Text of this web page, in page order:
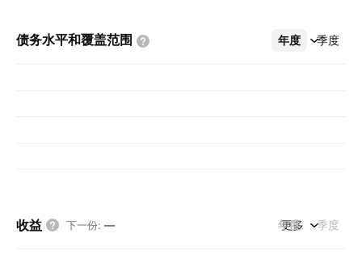
债务水平和覆盖范围 年度 季度
更多
收益 下一份: — 年度 季度
更多